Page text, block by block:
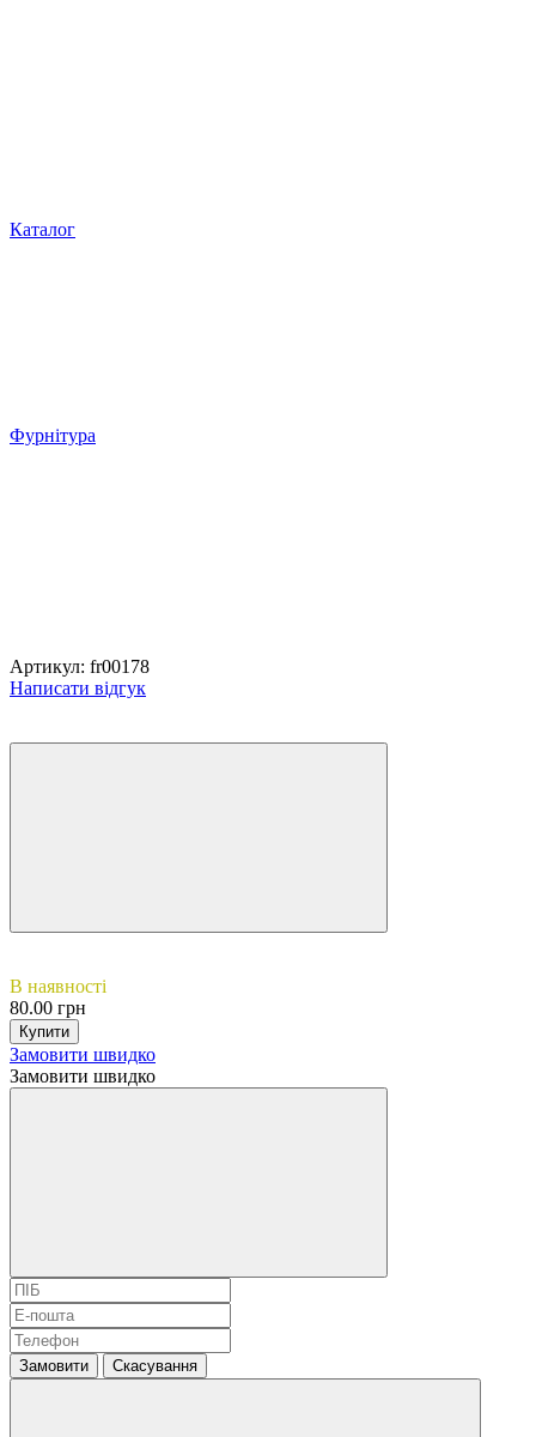
Каталог
Фурнітура
Артикул: fr00178
Написати відгук
В наявності
80.00 грн
Купити
Замовити швидко
Замовити швидко
Замовити Скасування